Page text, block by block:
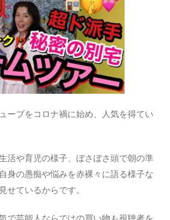
ーブをコロナ禍に始め、人気を得てい
活や育児の様子、ぼさぼさ頭で朝の準
身の愚痴や悩みを赤裸々に語る様子な
せているからです。
で芸能人ならではの買い物も視聴者を